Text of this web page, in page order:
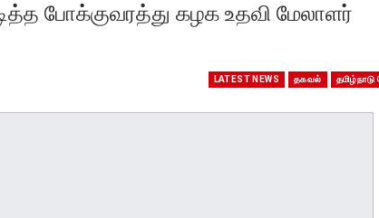
போக்குவரத்து கழக உதவி மேலாளர்
LATEST NEWS தகவல்